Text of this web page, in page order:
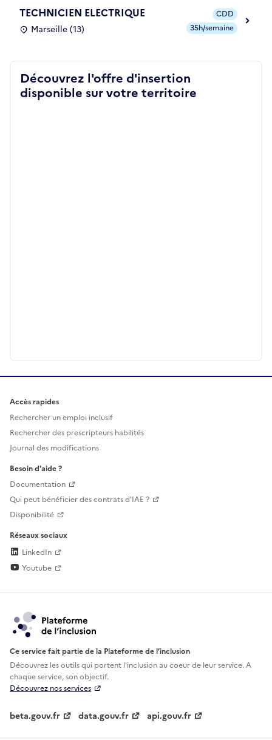
TECHNICIEN ELECTRIQUE
Marseille (13)
CDD
35h/semaine
Découvrez l'offre d'insertion
disponible sur votre territoire
Accès rapides
Rechercher un emploi inclusif
Rechercher des prescripteurs habilités
Journal des modifications
Besoin d'aide ?
Documentation
Qui peut bénéficier des contrats d'IAE ?
Disponibilité
Réseaux sociaux
LinkedIn
Youtube
Ce service fait partie de la Plateforme de l’inclusion
Découvrez les outils qui portent l'inclusion aucoeur de leur service. A
chaque service, son objectif.
Découvrez nos services
beta.gouv.fr data.gouv.fr api.gouv.fr